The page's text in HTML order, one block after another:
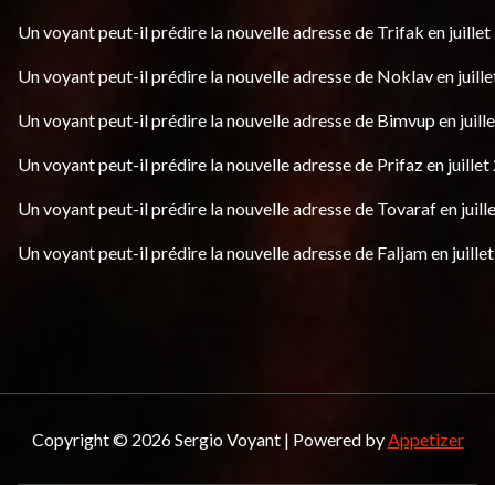
Un voyant peut-il prédire la nouvelle adresse de Trifak en juillet
Un voyant peut-il prédire la nouvelle adresse de Noklav en
Un voyant peut-il prédire la nouvelle adresse de Bimvup en
Un voyant peut-il prédire la nouvelle adresse de Prifaz en juillet
Un voyant peut-il prédire la nouvelle adresse de Tovaraf en
Un voyant peut-il prédire la nouvelle adresse de Faljam en
Copyright © 2026 Sergio Voyant | Powered byAppetizer